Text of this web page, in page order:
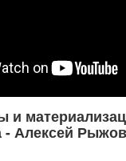
и
- Алексей